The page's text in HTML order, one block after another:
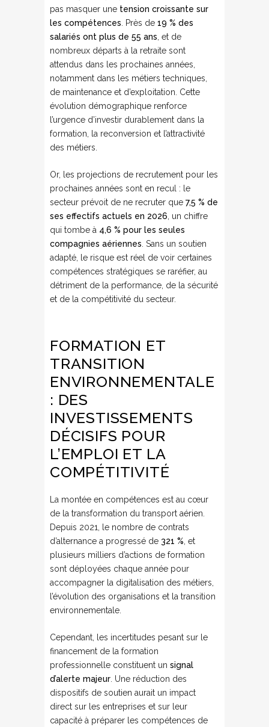
pas masquer une tension croissante sur
les compétences . Près de 19 % des
salariés ont plus de 55 ans , et de
nombreux départs à la retraite sont
attendus dans les prochaines années,
notamment dans les métiers techniques,
de maintenance et d’exploitation. Cette
évolution démographique renforce
l’urgence d’investir durablement dans la
formation, la reconversion et l’attractivité
des métiers.
Or, les projections de recrutement pour les
prochaines années sont en recul : le
secteur prévoit de ne recruter que 7,5 % de
ses effectifs actuels en 2026 , un chiffre
qui tombe à 4,6 % pour les seules
compagnies aériennes . Sans un soutien
adapté, le risque est réel de voir certaines
compétences stratégiques se raréfier, au
détriment de la performance, de la sécurité
et de la compétitivité du secteur.
FORMATION ET
TRANSITION
ENVIRONNEMENTALE
: DES
INVESTISSEMENTS
DÉCISIFS POUR
L’EMPLOI ET LA
COMPÉTITIVITÉ
La montée en compétences est au cœur
de la transformation du transport aérien.
Depuis 2021, le nombre de contrats
d’alternance a progressé de 321 % , et
plusieurs milliers d’actions de formation
sont déployées chaque année pour
accompagner la digitalisation des métiers,
l’évolution des organisations et la transition
environnementale.
Cependant, les incertitudes pesant sur le
financement de la formation
professionnelle constituent un signal
d’alerte majeur . Une réduction des
dispositifs de soutien aurait un impact
direct sur les entreprises et sur leur
capacité à préparer les compétences de